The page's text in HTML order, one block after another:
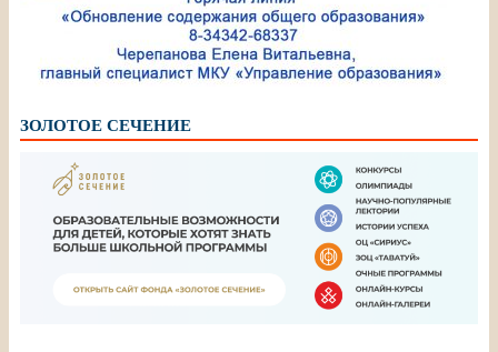
ЗОЛОТОЕ СЕЧЕНИЕ